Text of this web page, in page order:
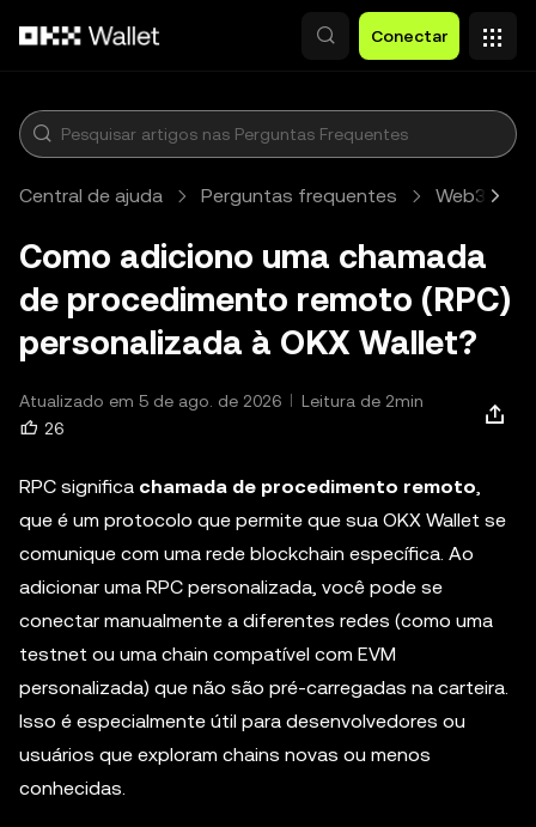
Conectar
Central de ajuda Perguntas frequentes Web3
Como adiciono uma chamada
de procedimento remoto (RPC)
personalizada à OKX Wallet?
Atualizado em 5 de ago. de 2026
Leitura de 2min
26
RPC significa chamada de procedimento remoto,
que é um protocolo que permite que sua OKX Wallet se
comunique com uma rede blockchain específica. Ao
adicionar uma RPC personalizada, você pode se
conectar manualmente a diferentes redes (como uma
testnet ou uma chain compatível com EVM
personalizada) que não são pré-carregadas na carteira.
Isso é especialmente útil para desenvolvedores ou
usuários que exploram chains novas ou menos
conhecidas.